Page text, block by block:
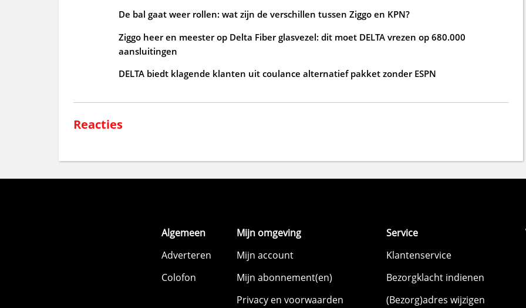
De bal gaat weer rollen: wat zijn de verschillen tussen Ziggo en KPN?
Ziggo heer en meester op Delta Fiber glasvezel: dit moet DELTA vrezen op 680.000
aansluitingen
DELTA biedt klagende klanten uit coulance alternatief pakket zonder ESPN
Reacties
Algemeen
Adverteren
Colofon
Mijn omgeving
Mijn account
Mijn abonnement(en)
Privacy en voorwaarden
Service
Klantenservice
Bezorgklacht indienen
(Bezorg)adres wijzigen